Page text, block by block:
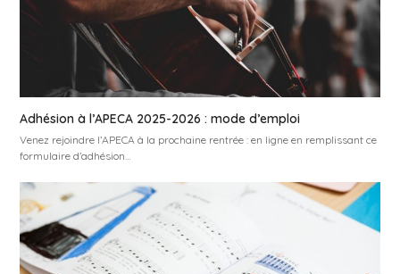
Adhésion à l’APECA 2025-2026 : mode d’emploi
Venez rejoindre l’APECA à la prochaine rentrée : en ligne en remplissant ce
formulaire d’adhésion…